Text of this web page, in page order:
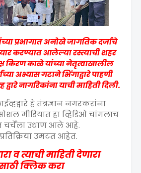
प्रभागात अनोखे जागतिक दर्जाचे
करण्यात आलेल्या रस्त्याची शहर
किरण काळे यांच्या नेतृत्वाखालील
अभ्यास गटाने भिंगाद्वारे पाहणी
नागरिकांना याची माहिती दिली.
हे तंत्रज्ञान नगरकरांना
मीडियात हा व्हिडिओ चांगलाच
चर्चेला उधाण आले आहे.
उमटत आहेत.
व त्याची माहिती देणारा
क्लिक करा